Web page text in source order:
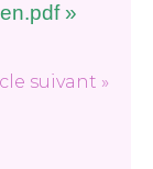
»
suivant »